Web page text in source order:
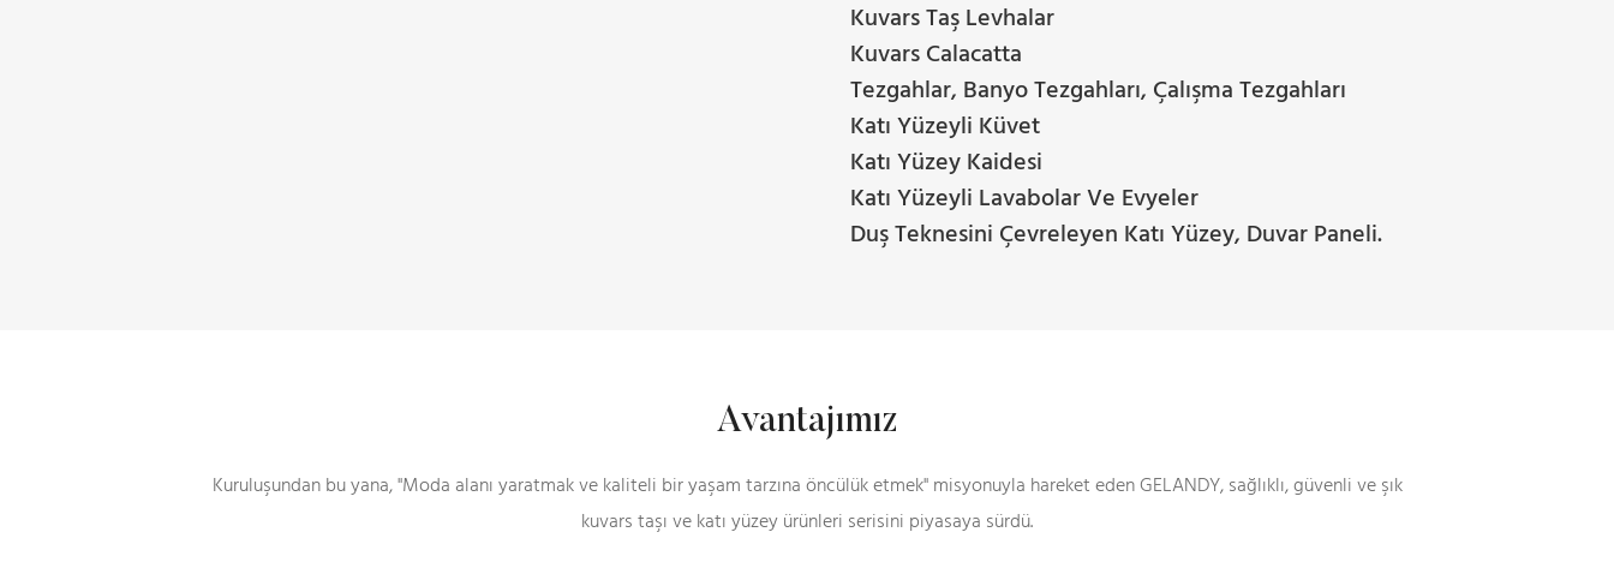
Kuvars Taş Levhalar
Kuvars Calacatta
Tezgahlar, Banyo Tezgahları, Çalışma Tezgahları
Katı Yüzeyli Küvet
Katı Yüzey Kaidesi
Katı Yüzeyli Lavabolar Ve Evyeler
Duş Teknesini Çevreleyen Katı Yüzey, Duvar Paneli.
Avantajımız
Kuruluşundan bu yana, "Moda alanı yaratmak ve kaliteli bir yaşam tarzına öncülük etmek" misyonuyla hareket eden GELANDY, sağlıklı, güvenli ve şık
kuvars taşı ve katı yüzey ürünleri serisini piyasaya sürdü.